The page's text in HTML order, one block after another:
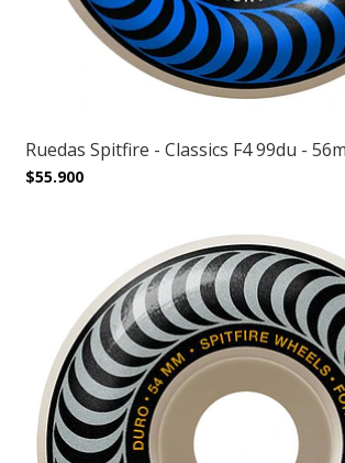
Ruedas Spitfire - Classics F4 99du -
$55.900